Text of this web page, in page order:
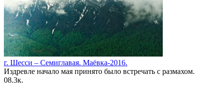
г. Шесси – Семиглавая. Маёвка-2016.
Издревле начало мая принято было встречать с размахом.
08.3к.